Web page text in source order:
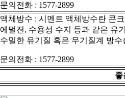
문의전화 : 1577-2899
액체방수 : 시멘트 액체방수란 콘
에멀젼, 수용성 수지 등과 같은 유
수밀한 유기질 혹은 무기질계 방
문의전화 : 1577-2899
좋